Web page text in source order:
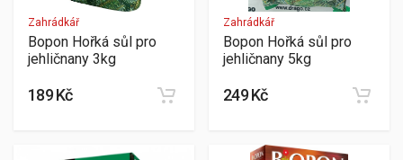
Zahrádkář
Bopon Hořká sůl pro
jehličnany 3kg
189 Kč
Zahrádkář
Bopon Hořká sůl pro
jehličnany 5kg
249 Kč